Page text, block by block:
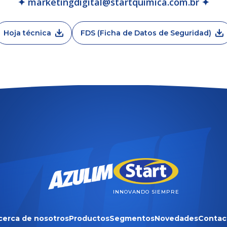
Hoja técnica FDS (Ficha de Datos de Seguridad)
INNOVANDO SIEMPRE
de nosotrosProductosSegmentosNovedades